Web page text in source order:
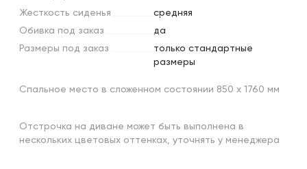
Жесткость сиденья
средняя
Обивка под заказ
да
Размеры под заказ
только стандартные
размеры
Спальное место в сложенном состоянии 850 х 1760 мм
Отстрочка на диване может быть выполнена в
нескольких цветовых оттенках, уточнять у менеджера